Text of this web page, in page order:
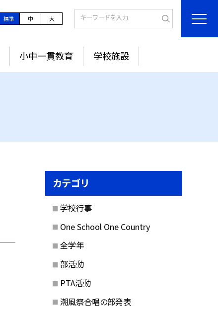
標準 中 大
小中一貫教育 学校施設
カテゴリ
学校行事
One School One Country
全学年
部活動
PTA活動
潮風祭合唱の部発表